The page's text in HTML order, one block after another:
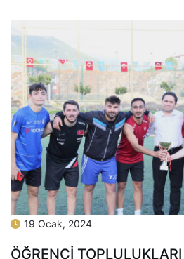
19 Ocak, 2024
ÖĞRENCİ